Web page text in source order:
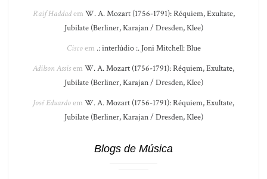
Raif Haddadem W. A. Mozart (1756-1791): Réquiem, Exultate,
Jubilate (Berliner, Karajan / Dresden, Klee)
Ciscoem .: interlúdio :. Joni Mitchell: Blue
Adilson Assisem W. A. Mozart (1756-1791): Réquiem, Exultate,
Jubilate (Berliner, Karajan / Dresden, Klee)
José Eduardoem W. A. Mozart (1756-1791): Réquiem, Exultate,
Jubilate (Berliner, Karajan / Dresden, Klee)
Blogs de Música